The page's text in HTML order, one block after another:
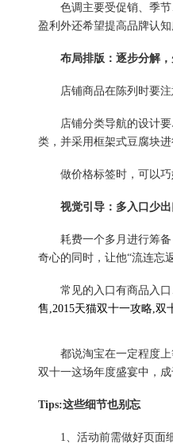
色调主要受促销、季节、
盈利外还希望提高品牌认
布局排版：逐步分解
店铺商品在陈列时要注意
店铺分类导航的设计要尽
类，并采用框架式豆腐块
做价格标签时，可以巧妙
视觉引导：多入口少
耗费一个多月进行筹备，
奇心的同时，让他“流连忘返
常见的入口有商品入口
售,2015天猫双十一攻略,双
都说淘宝在一定程度上等
双十一这场年度盛宴中，
Tips:这些细节也别忘
1、活动前需做好页面细